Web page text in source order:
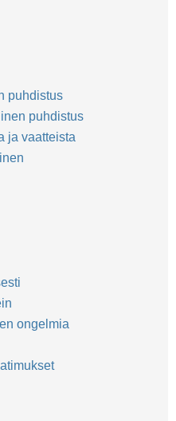
puhdistus
puhdistus
ja vaatteista
ongelmia